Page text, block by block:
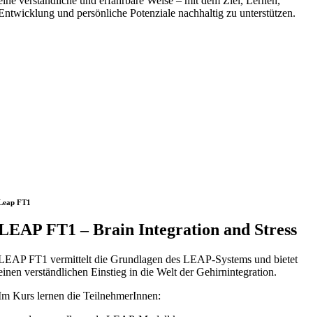
und persönliche Potenziale nachhaltig zu unterstützen.
FT1
FT1 – Brain Integration and Stress
FT1 vermittelt die Grundlagen des LEAP-Systems und bietet
verständlichen Einstieg in die Welt der Gehirnintegration.
Kurs lernen die TeilnehmerInnen: